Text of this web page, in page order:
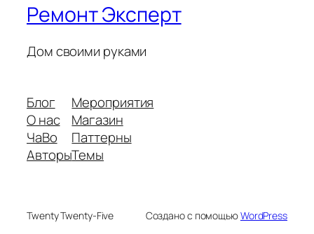
Ремонт Эксперт
Дом своими руками
Блог
О нас
ЧаВо
Авторы
Мероприятия
Магазин
Паттерны
Темы
Twenty Twenty-Five Создано с помощьюWordPress